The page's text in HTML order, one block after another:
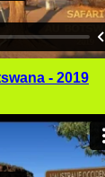
- 2019